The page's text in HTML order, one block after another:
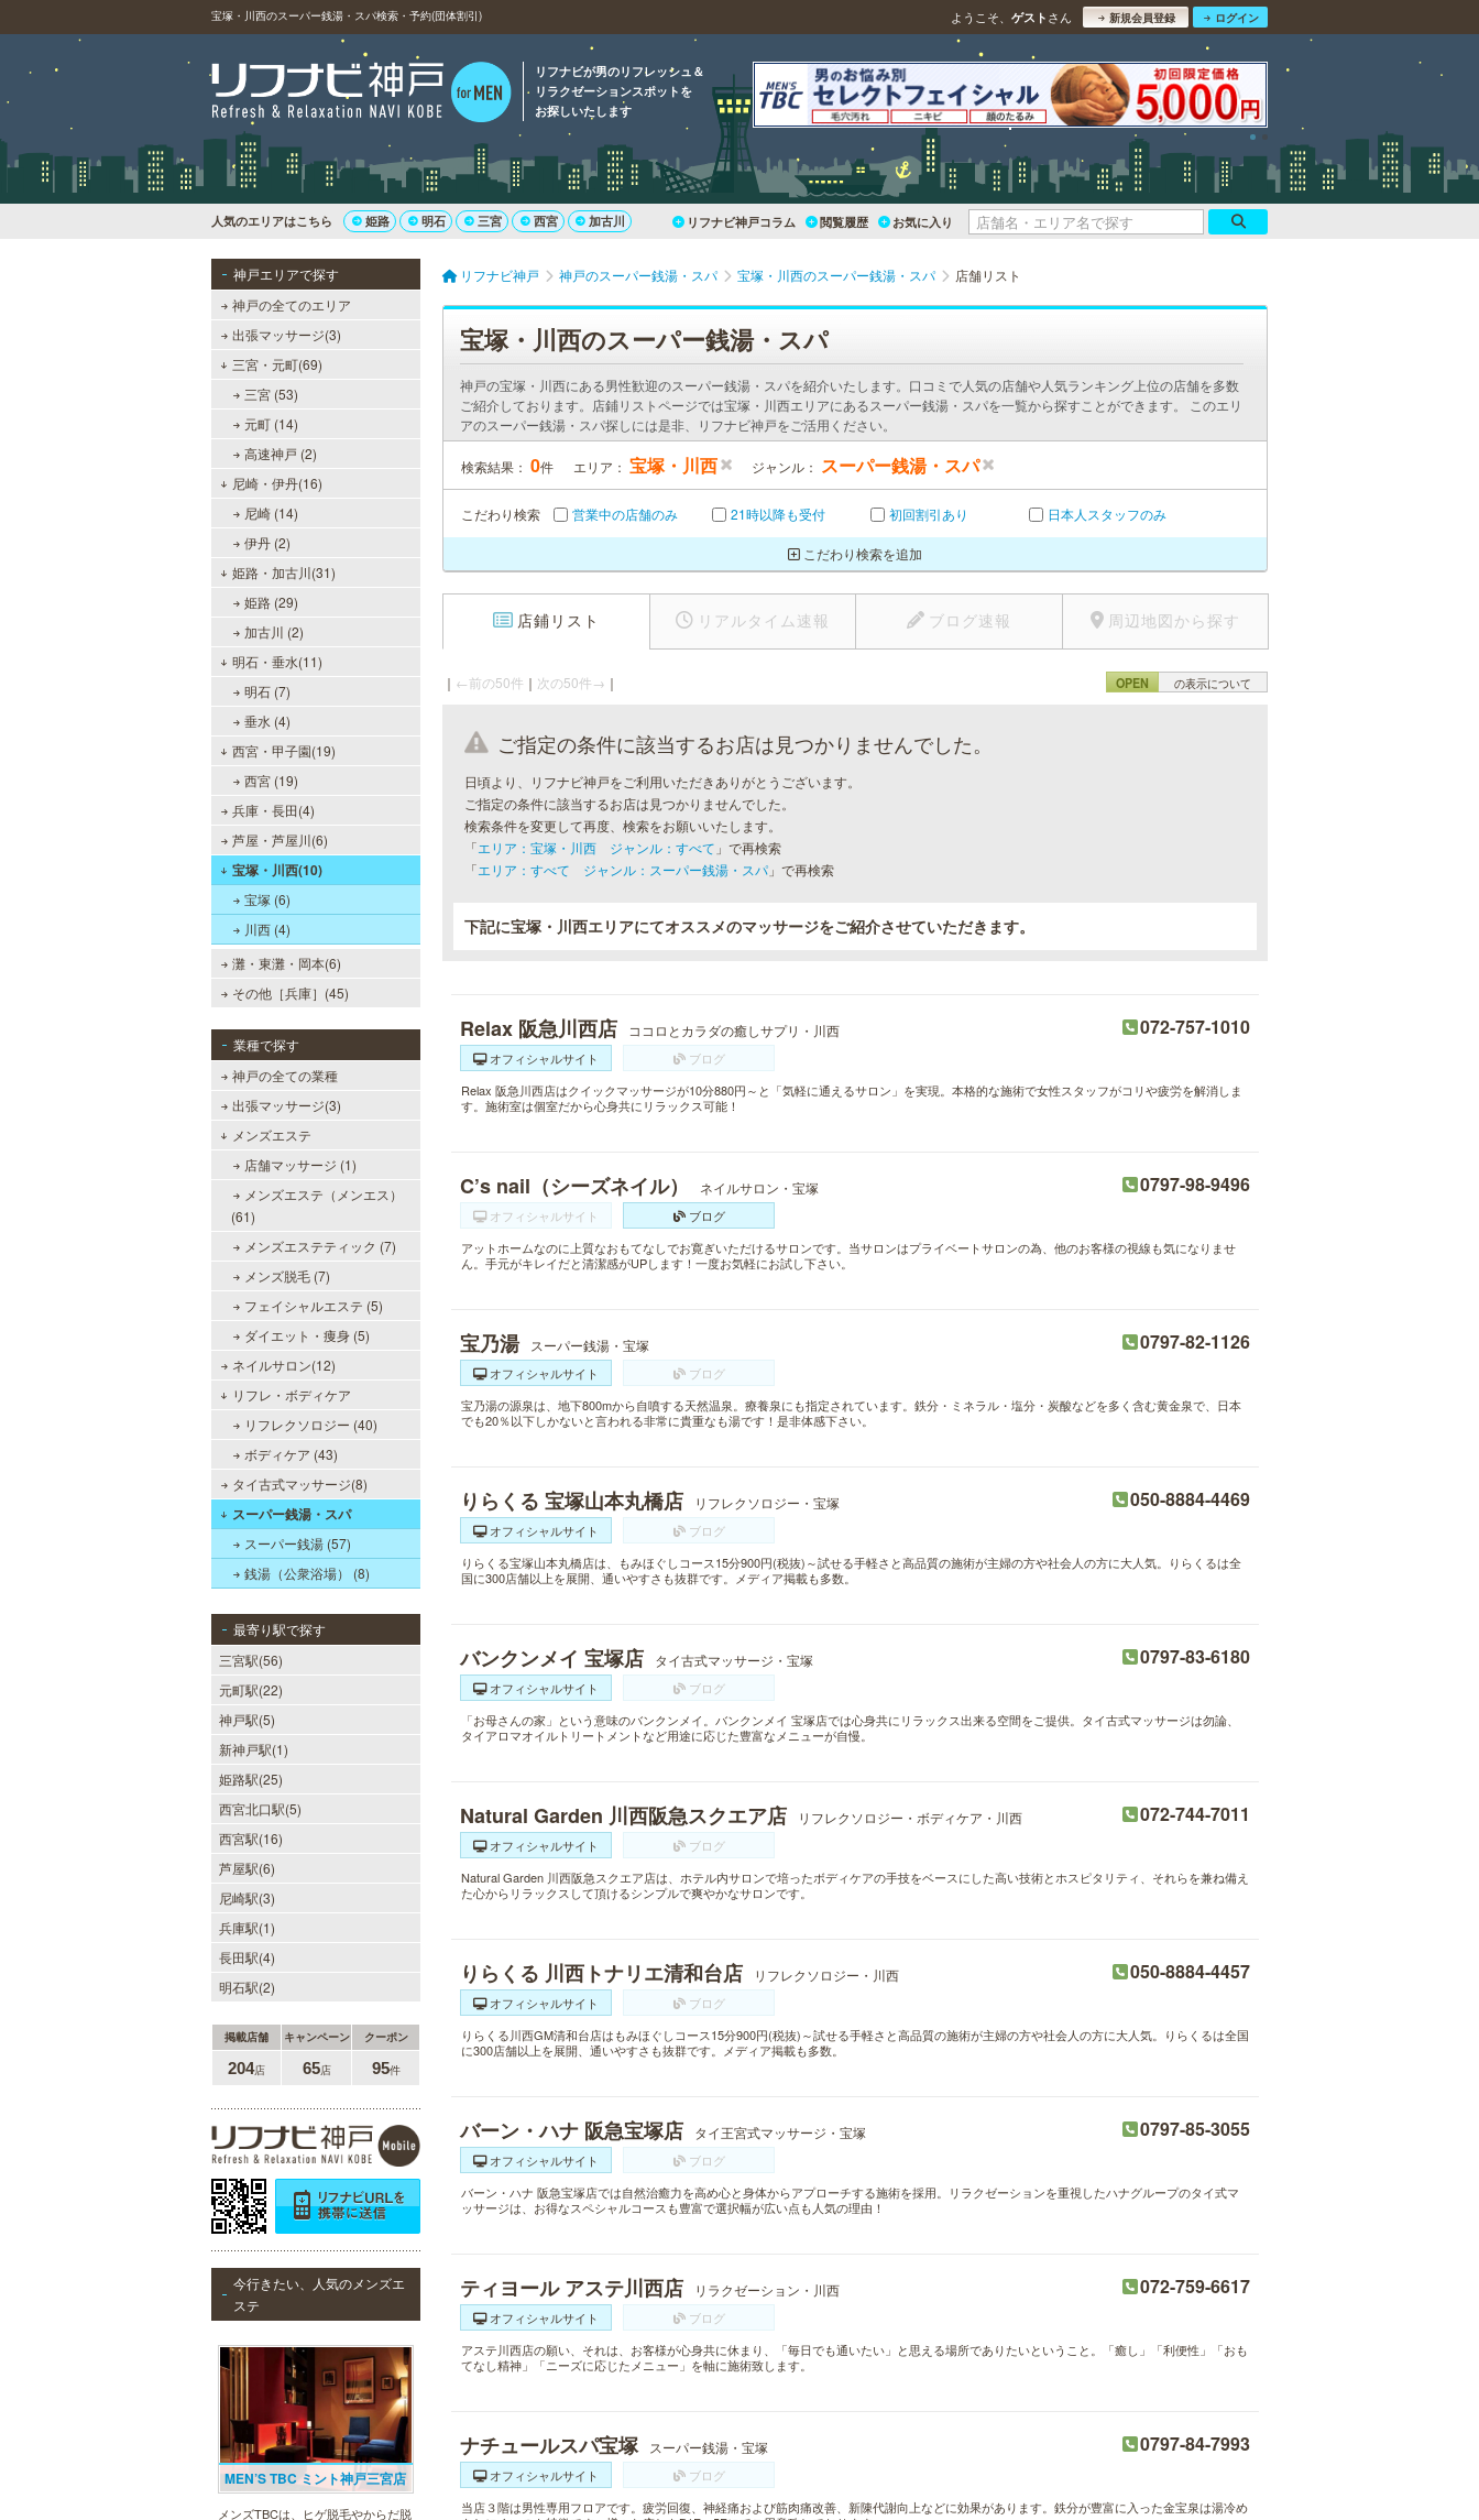
宝塚・川西のスーパー銭湯・スパ検索・予約(団体割引) ようこそ、 ゲスト さん 新規会員登録 ログイン
リフナビが男のリフレッシュ＆
リラクゼーションスポットを
お探しいたします
人気のエリアはこちら 姫路 明石 三宮 西宮 加古川 リフナビ神戸コラム 閲覧履歴 お気に入り
神戸エリアで探す
神戸の全てのエリア
出張マッサージ(3)
三宮・元町(69)
三宮 (53)
元町 (14)
高速神戸 (2)
尼崎・伊丹(16)
尼崎 (14)
伊丹 (2)
姫路・加古川(31)
姫路 (29)
加古川 (2)
明石・垂水(11)
明石 (7)
垂水 (4)
西宮・甲子園(19)
西宮 (19)
兵庫・長田(4)
芦屋・芦屋川(6)
宝塚・川西(10)
宝塚 (6)
川西 (4)
灘・東灘・岡本(6)
その他［兵庫］(45)
業種で探す
神戸の全ての業種
出張マッサージ(3)
メンズエステ
店舗マッサージ (1)
メンズエステ（メンエス）
(61)
メンズエステティック (7)
メンズ脱毛 (7)
フェイシャルエステ (5)
ダイエット・痩身 (5)
ネイルサロン(12)
リフレ・ボディケア
リフレクソロジー (40)
ボディケア (43)
タイ古式マッサージ(8)
スーパー銭湯・スパ
スーパー銭湯 (57)
銭湯（公衆浴場） (8)
最寄り駅で探す
三宮駅(56)
元町駅(22)
神戸駅(5)
新神戸駅(1)
姫路駅(25)
西宮北口駅(5)
西宮駅(16)
芦屋駅(6)
尼崎駅(3)
兵庫駅(1)
長田駅(4)
明石駅(2)
掲載店舗 キャンペーン クーポン
204店 65店 95件
今行きたい、人気のメンズエ
ステ
MEN’S TBC ミント神戸三宮店
メンズTBCは、ヒゲ脱毛やからだ脱
リフナビ神戸 神戸のスーパー銭湯・スパ 宝塚・川西のスーパー銭湯・スパ 店舗リスト
宝塚・川西のスーパー銭湯・スパ
神戸の宝塚・川西にある男性歓迎のスーパー銭湯・スパを紹介いたします。口コミで人気の店舗や人気ランキング上位の店舗を多数
ご紹介しております。店鋪リストページでは宝塚・川西エリアにあるスーパー銭湯・スパを一覧から探すことができます。 このエリ
アのスーパー銭湯・スパ探しには是非、リフナビ神戸をご活用ください。
検索結果： 0件 エリア： 宝塚・川西 ジャンル： スーパー銭湯・スパ
こだわり検索 営業中の店舗のみ 21時以降も受付 初回割引あり 日本人スタッフのみ
こだわり検索を追加
店鋪リスト リアルタイム速報 ブログ速報 周辺地図から探す
｜ ←前の50件 ｜ 次の50件→ ｜ OPEN の表示について
ご指定の条件に該当するお店は見つかりませんでした。
日頃より、リフナビ神戸をご利用いただきありがとうございます。
ご指定の条件に該当するお店は見つかりませんでした。
検索条件を変更して再度、検索をお願いいたします。
「エリア：宝塚・川西 ジャンル：すべて 」で再検索
「エリア：すべて ジャンル：スーパー銭湯・スパ 」で再検索
下記に宝塚・川西エリアにてオススメのマッサージをご紹介させていただきます。
Relax 阪急川西店 ココロとカラダの癒しサプリ・川西 072-757-1010
オフィシャルサイト
ブログ
Relax 阪急川西店はクイックマッサージが10分880円～と「気軽に通えるサロン」を実現。本格的な施術で女性スタッフがコリや疲労を解消しま
す。施術室は個室だから心身共にリラックス可能！
C’s nail（シーズネイル） ネイルサロン・宝塚 0797-98-9496
オフィシャルサイト
ブログ
アットホームなのに上質なおもてなしでお寛ぎいただけるサロンです。当サロンはプライベートサロンの為、他のお客様の視線も気になりませ
ん。手元がキレイだと清潔感がUPします！一度お気軽にお試し下さい。
宝乃湯 スーパー銭湯・宝塚 0797-82-1126
オフィシャルサイト
ブログ
宝乃湯の源泉は、地下800mから自噴する天然温泉。療養泉にも指定されています。鉄分・ミネラル・塩分・炭酸などを多く含む黄金泉で、日本
でも20％以下しかないと言われる非常に貴重なも湯です！是非体感下さい。
りらくる 宝塚山本丸橋店 リフレクソロジー・宝塚 050-8884-4469
オフィシャルサイト
ブログ
りらくる宝塚山本丸橋店は、もみほぐしコース15分900円(税抜)～試せる手軽さと高品質の施術が主婦の方や社会人の方に大人気。りらくるは全
国に300店舗以上を展開、通いやすさも抜群です。メディア掲載も多数。
バンクンメイ 宝塚店 タイ古式マッサージ・宝塚 0797-83-6180
オフィシャルサイト
ブログ
「お母さんの家」という意味のバンクンメイ。バンクンメイ 宝塚店では心身共にリラックス出来る空間をご提供。タイ古式マッサージは勿論、
タイアロマオイルトリートメントなど用途に応じた豊富なメニューが自慢。
Natural Garden 川西阪急スクエア店 リフレクソロジー・ボディケア・川西 072-744-7011
オフィシャルサイト
ブログ
Natural Garden 川西阪急スクエア店は、ホテル内サロンで培ったボディケアの手技をベースにした高い技術とホスピタリティ、それらを兼ね備え
た心からリラックスして頂けるシンプルで爽やかなサロンです。
りらくる 川西トナリエ清和台店 リフレクソロジー・川西 050-8884-4457
オフィシャルサイト
ブログ
りらくる川西GM清和台店はもみほぐしコース15分900円(税抜)～試せる手軽さと高品質の施術が主婦の方や社会人の方に大人気。りらくるは全国
に300店舗以上を展開、通いやすさも抜群です。メディア掲載も多数。
バーン・ハナ 阪急宝塚店 タイ王宮式マッサージ・宝塚 0797-85-3055
オフィシャルサイト
ブログ
バーン・ハナ 阪急宝塚店では自然治癒力を高め心と身体からアプローチする施術を採用。リラクゼーションを重視したハナグループのタイ式マ
ッサージは、お得なスペシャルコースも豊富で選択幅が広い点も人気の理由！
ティヨール アステ川西店 リラクゼーション・川西 072-759-6617
オフィシャルサイト
ブログ
アステ川西店の願い、それは、お客様が心身共に休まり、「毎日でも通いたい」と思える場所でありたいということ。「癒し」「利便性」「おも
てなし精神」「ニーズに応じたメニュー」を軸に施術致します。
ナチュールスパ宝塚 スーパー銭湯・宝塚 0797-84-7993
オフィシャルサイト
ブログ
当店３階は男性専用フロアです。疲労回復、神経痛および筋肉痛改善、新陳代謝向上などに効果があります。鉄分が豊富に入った金宝泉は湯冷め